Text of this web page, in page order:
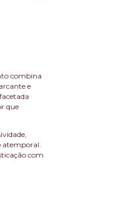
combina
e
que
com